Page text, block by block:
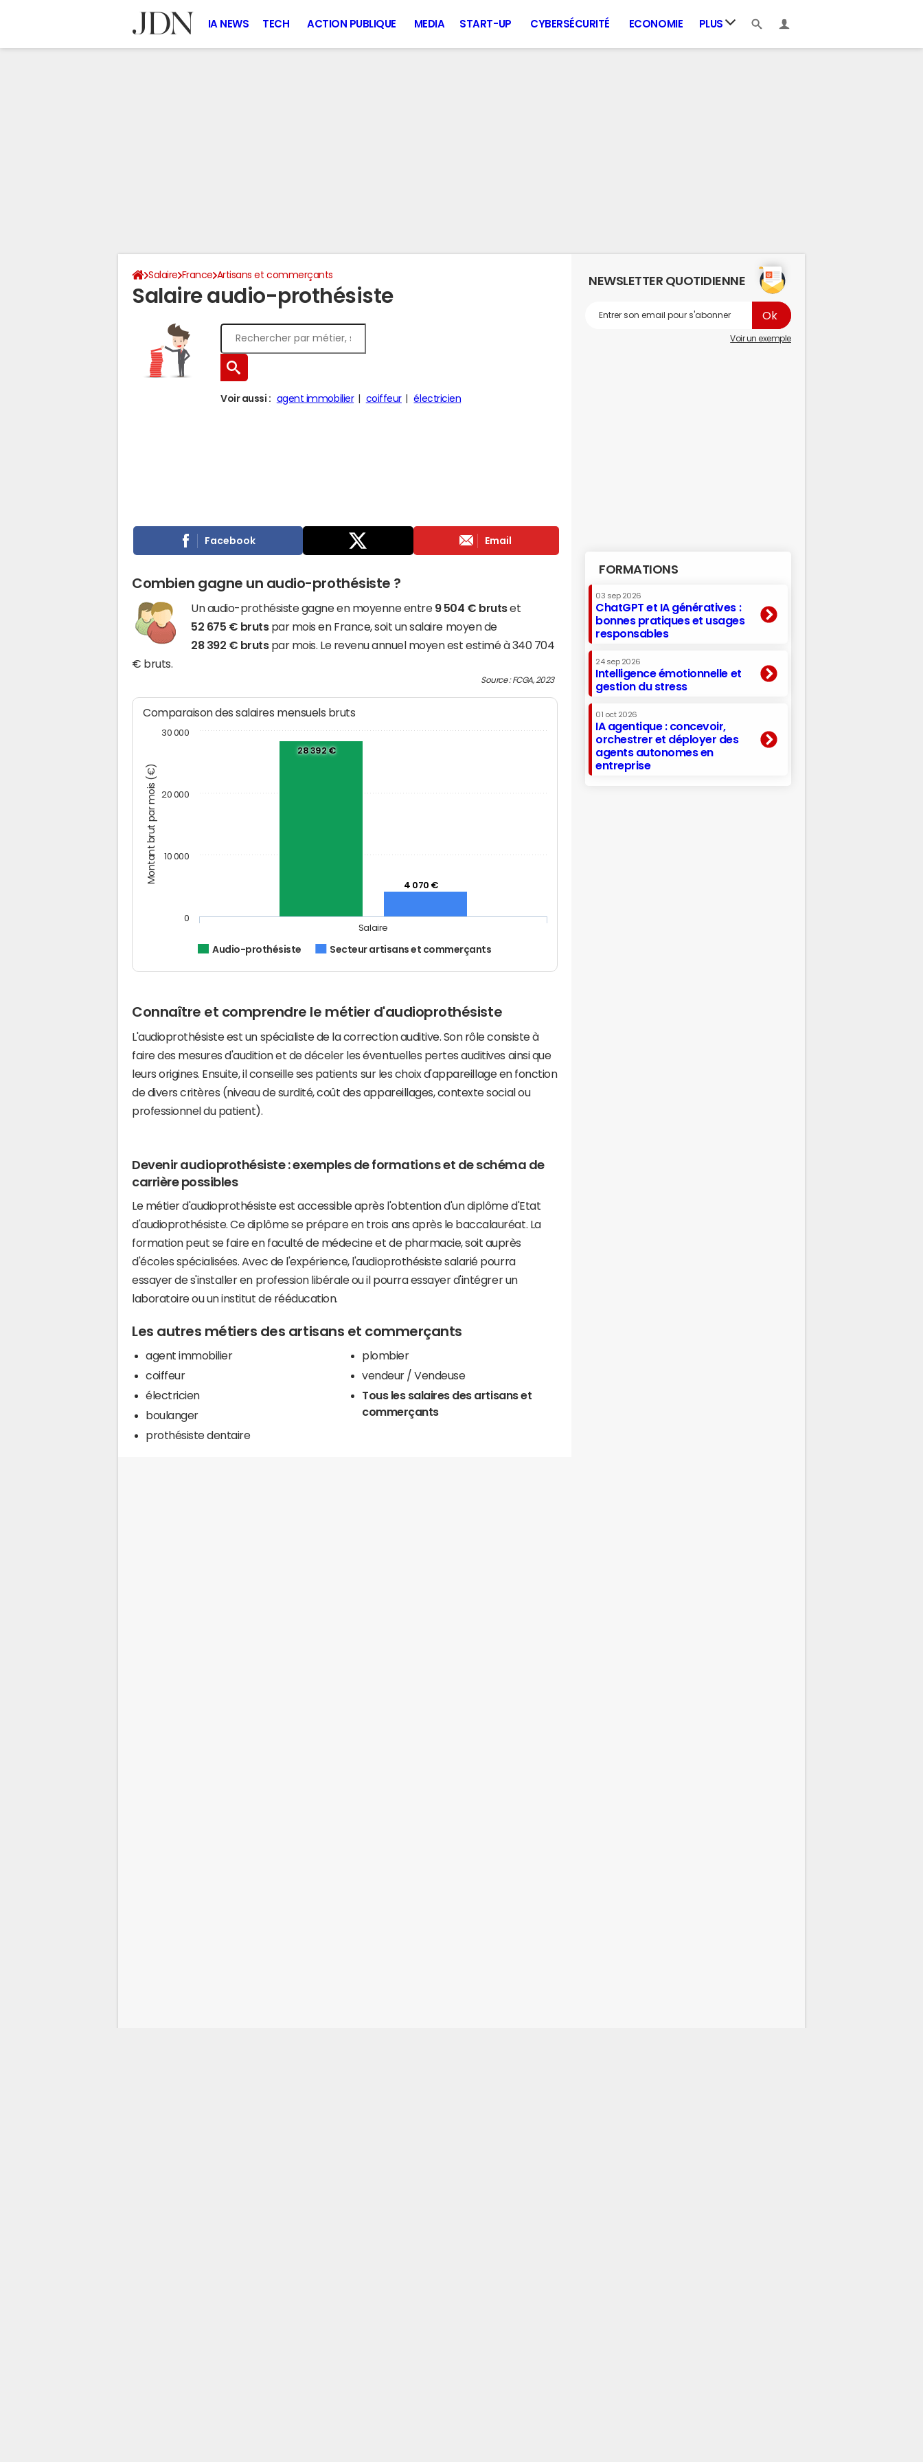
IA NEWS TECH ACTION PUBLIQUE MEDIA START-UP CYBERSÉCURITÉ ECONOMIE PLUS
Salaire France Artisans et commerçants
Salaire audio-prothésiste
Voir aussi : agent immobilier coiffeur électricien
Facebook Email
Combien gagne un audio-prothésiste ?
Un audio-prothésiste gagne en moyenne entre 9 504 € brutset
52 675 € brutspar mois en France, soit un salaire moyen de
28 392 € brutspar mois. Le revenu annuel moyen est estimé à 340 704
€ bruts.
Source : FCGA, 2023
Montant brut par mois (€)
Comparaison des salaires mensuels bruts
28 392 €
4 070 €
Audio-prothésiste Secteur artisans et commerçants
Salaire
0
10 000
20 000
30 000
Connaître et comprendre le métier d'audioprothésiste
L'audioprothésiste est un spécialiste de la correction auditive. Son rôle consiste à
faire des mesures d'audition et de déceler les éventuelles pertes auditives ainsi que
leurs origines. Ensuite, il conseille ses patients sur les choix d'appareillage en fonction
de divers critères (niveau de surdité, coût des appareillages, contexte social ou
professionnel du patient).
Devenir audioprothésiste : exemples de formations et de schéma de
carrière possibles
Le métier d'audioprothésiste est accessible après l'obtention d'un diplôme d'Etat
d'audioprothésiste. Ce diplôme se prépare en trois ans après le baccalauréat. La
formation peut se faire en faculté de médecine et de pharmacie, soit auprès
d'écoles spécialisées. Avec de l'expérience, l'audioprothésiste salarié pourra
essayer de s'installer en profession libérale ou il pourra essayer d'intégrer un
laboratoire ou un institut de rééducation.
Les autres métiers des artisans et commerçants
agent immobilier
coiffeur
électricien
boulanger
prothésiste dentaire
plombier
vendeur / Vendeuse
Tous les salaires des artisans et
commerçants
NEWSLETTER QUOTIDIENNE
Voir un exemple
FORMATIONS
03 sep 2026
ChatGPT et IA génératives :
bonnes pratiques et usages
responsables
24 sep 2026
Intelligence émotionnelle et
gestion du stress
01 oct 2026
IA agentique : concevoir,
orchestrer et déployer des
agents autonomes en
entreprise